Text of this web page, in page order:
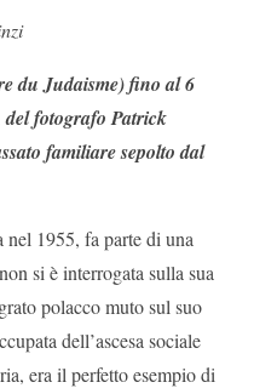
du Judaisme) fino al 6
fotografo Patrick
familiare sepolto dal
1955, fa parte di una
si è interrogata sulla sua
polacco muto sul suo
dell’ascesa sociale
era il perfetto esempio di